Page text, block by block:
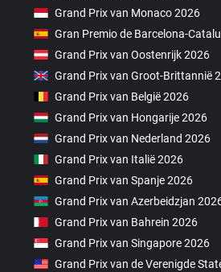
Grand Prix van Monaco 2026
Gran Premio de Barcelona-
Grand Prix van Oostenrijk 2026
Grand Prix van Groot-Brittannië
Grand Prix van België 2026
Grand Prix van Hongarije 2026
Grand Prix van Nederland 2026
Grand Prix van Italië 2026
Grand Prix van Spanje 2026
Grand Prix van Azerbeidzjan
Grand Prix van Bahrein 2026
Grand Prix van Singapore 2026
Grand Prix van de Verenigde